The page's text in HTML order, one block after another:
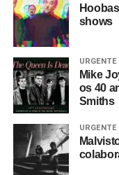
shows
URGENTE
Mike
os 40
Smiths
URGENTE